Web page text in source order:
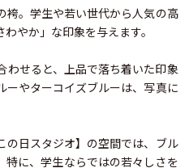
袴。学生や若い世代から人気の高
やか」な印象を与えます。
わせると、上品で落ち着いた印象
ーやターコイズブルーは、写真に
の日スタジオ】の空間では、ブル
特に、学生ならではの若々しさを